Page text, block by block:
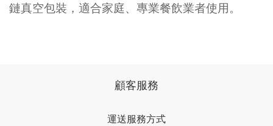
鏈真空包裝，適合家庭、專業餐飲業者使用。
顧客服務
運送服務方式